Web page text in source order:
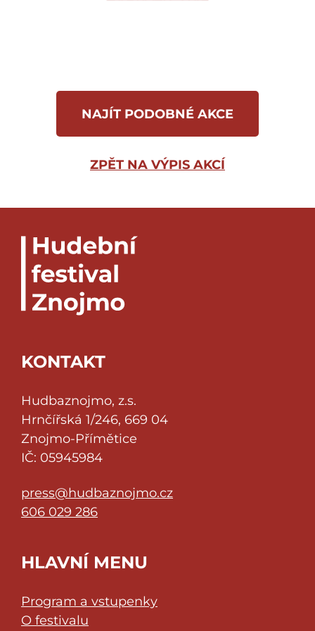
současného alter ega Johanna Gregora
Mendela v osobě školníka Jandla.
NAJÍT PODOBNÉ AKCE
ZPĚT NA VÝPIS AKCÍ
KONTAKT
Hudbaznojmo, z.s.
Hrnčířská 1/246, 669 04
Znojmo-Přímětice
IČ: 05945984
press@hudbaznojmo.cz
606 029 286
HLAVNÍ MENU
Program a vstupenky
O festivalu